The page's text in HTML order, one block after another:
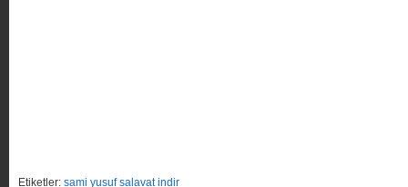
Etiketler: sami yusuf salavat indir